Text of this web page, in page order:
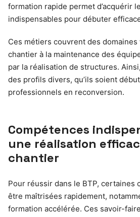
formation rapide permet d’acquérir
indispensables pour débuter
Ces métiers couvrent des
chantier à la maintenance des
par la réalisation de structures.
des profils divers, qu’ils soient
professionnels en reconversion.
Compétences
une réalisation
chantier
Pour réussir dans le BTP, certaines
être maîtrisées rapidement,
formation accélérée. Ces savoir-